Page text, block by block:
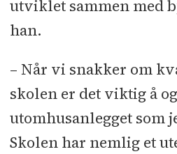
utviklet sammen med
han.
– Når vi snakker om
skolen er det viktig å
utomhusanlegget som
Skolen har nemlig et